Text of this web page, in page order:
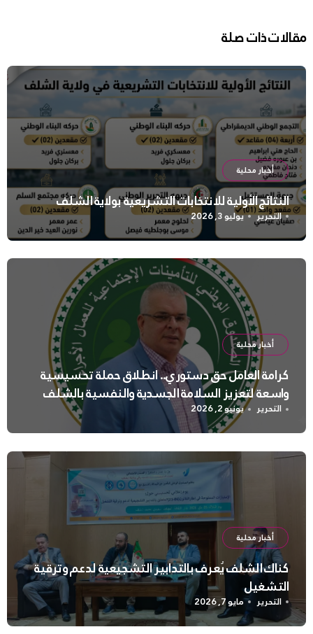
مقالات ذات صلة
أخبار محلية
النتائج الأولية للانتخابات التشريعية بولاية الشلف
التحرير يوليو 3, 2026
أخبار محلية
كرامة العامل حق دستوري.. انطلاق حملة تحسيسية
واسعة لتعزيز السلامة الجسدية والنفسية بالشلف
التحرير يونيو 2, 2026
أخبار محلية
كناك الشلف يُعرف بالتدابير التشجيعية لدعم وترقية
التشغيل
التحرير مايو 7, 2026